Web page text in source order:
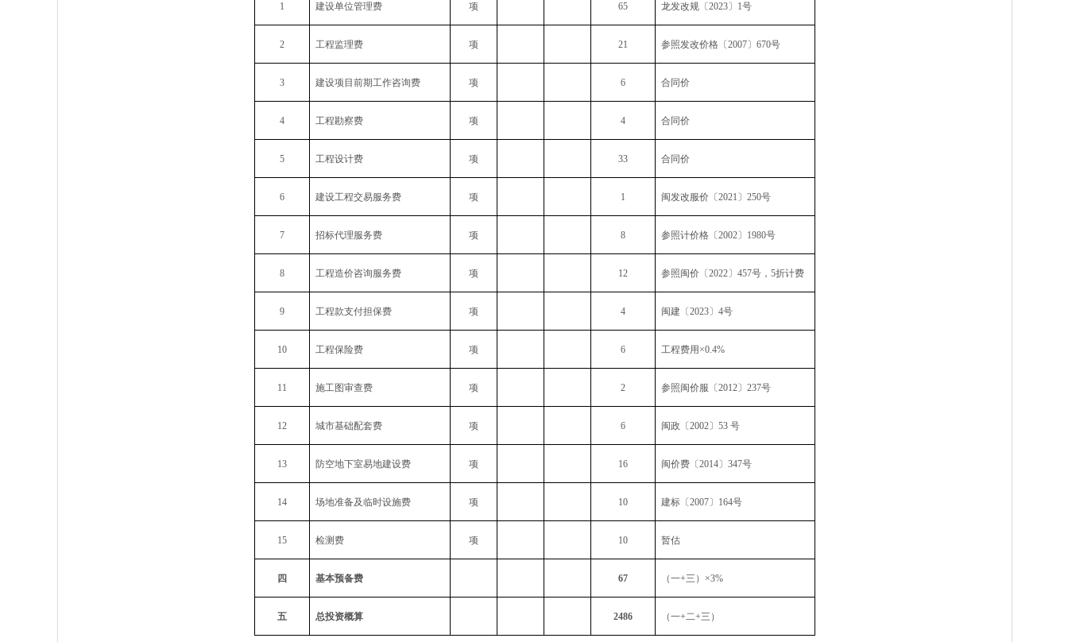
1 建设单位管理费 项 65 龙发改规 〔2023〕 1号
2 工程监理费 项 21 参照发改价格 〔2007〕670号
3 建设项目前期工作咨询费 项 6 合同价
4 工程勘察费 项 4 合同价
5 工程设计费 项 33 合同价
6 建设工程交易服务费 项 1 闽发改服价〔2021 〕250号
7 招标代理服务费 项 8 参照计价格〔2002〕 1980号
8 工程造价咨询服务费 项 12 参照闽价〔2022〕457号，5折计费
9 工程款支付担保费 项 4 闽建〔2023〕4号
10 工程保险费 项 6 工程费用 ×0.4%
11 施工图审查费 项 2 参照闽价服〔2012〕237号
12 城市基础配套费 项 6 闽政〔2002〕53号
13 防空地下室易地建设费 项 16 闽价费〔2014〕347号
14 场地准备及临时设施费 项 10 建标〔2007〕 164号
15 检测费 项 10 暂估
四 基本预备费 67 （一+三） ×3%
五 总投资概算 2486 （一+二+三）